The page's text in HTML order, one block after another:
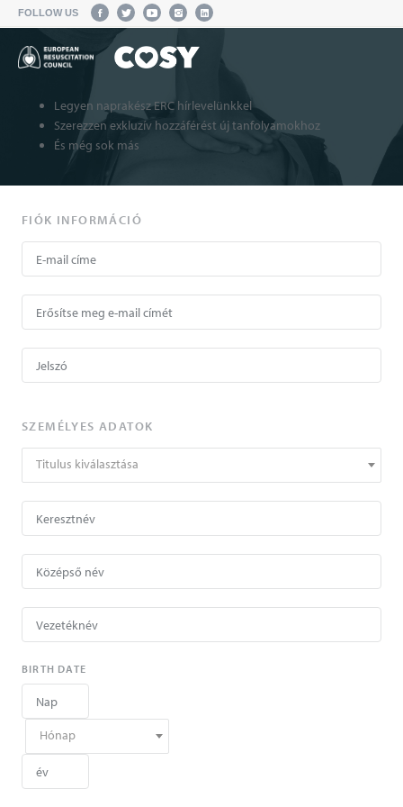
FOLLOW US
Legyen naprakész ERC hírlevelünkkel
Szerezzen exkluzív hozzáférést új tanfolyamokhoz
És még sok más
FIÓK INFORMÁCIÓ
SZEMÉLYES ADATOK
Titulus kiválasztása
BIRTH DATE
Hónap